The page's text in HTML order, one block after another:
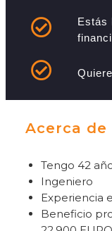
Estás
Acerca de
Tengo 42
Ingeniero
Experiencia
Beneficio